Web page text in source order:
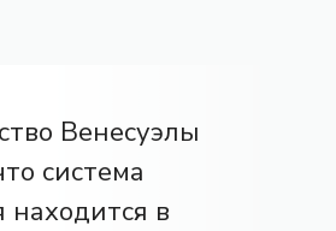
Венесуэлы
система
находится в